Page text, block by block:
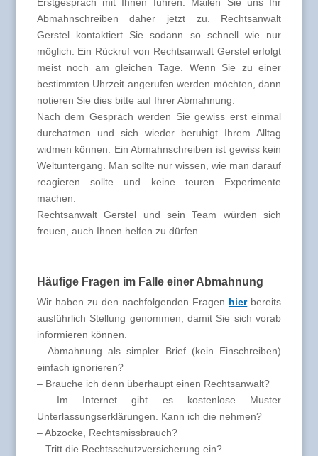
Erstgespräch mit Ihnen führen. Mailen Sie uns Ihr
Abmahnschreiben daher jetzt zu. Rechtsanwalt
Gerstel kontaktiert Sie sodann so schnell wie nur
möglich. Ein Rückruf von Rechtsanwalt Gerstel erfolgt
meist noch am gleichen Tage. Wenn Sie zu einer
bestimmten Uhrzeit angerufen werden möchten, dann
notieren Sie dies bitte auf Ihrer Abmahnung.
Nach dem Gespräch werden Sie gewiss erst einmal
durchatmen und sich wieder beruhigt Ihrem Alltag
widmen können. Ein Abmahnschreiben ist gewiss kein
Weltuntergang. Man sollte nur wissen, wie man darauf
reagieren sollte und keine teuren Experimente
machen.
Rechtsanwalt Gerstel und sein Team würden sich
freuen, auch Ihnen helfen zu dürfen.
Häufige Fragen im Falle einer Abmahnung
Wir haben zu den nachfolgenden Fragen hierbereits
ausführlich Stellung genommen, damit Sie sich vorab
informieren können.
– Abmahnung als simpler Brief (kein Einschreiben)
einfach ignorieren?
– Brauche ich denn überhaupt einen Rechtsanwalt?
– Im Internet gibt es kostenlose Muster
Unterlassungserklärungen. Kann ich die nehmen?
– Abzocke, Rechtsmissbrauch?
– Tritt die Rechtsschutzversicherung ein?